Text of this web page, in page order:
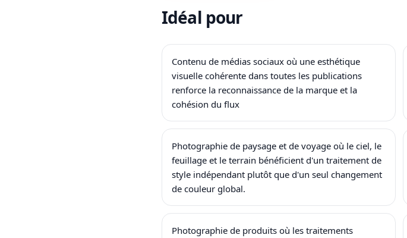
Idéal pour
Contenu de médias sociaux où une esthétique
visuelle cohérente dans toutes les publications
renforce la reconnaissance de la marque et la
cohésion du flux
Photographie de paysage et de voyage où le ciel, le
feuillage et le terrain bénéficient d'un traitement de
style indépendant plutôt que d'un seul changement
de couleur global.
Photographie de produits où les traitements